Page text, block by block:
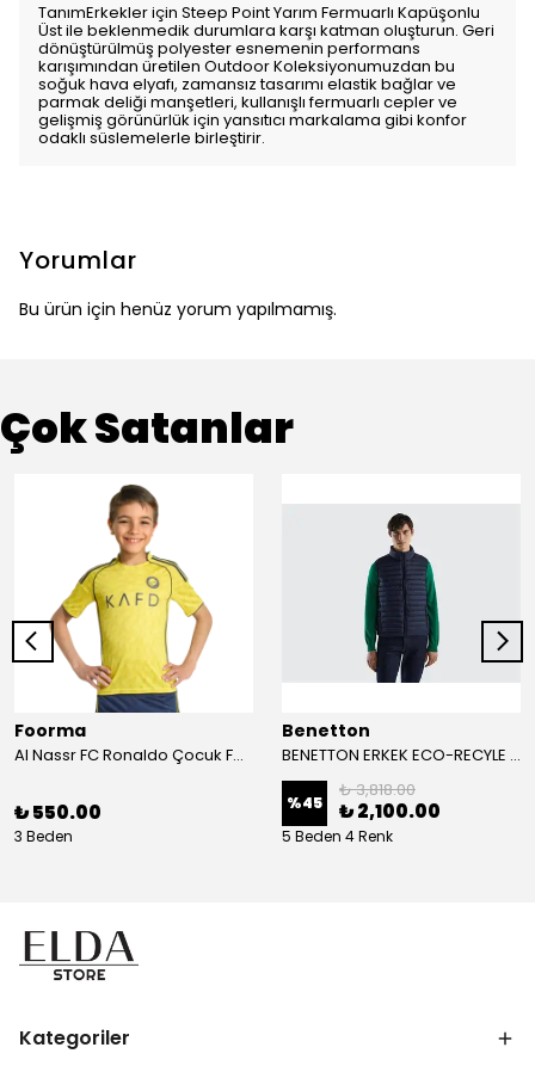
TanımErkekler için Steep Point Yarım Fermuarlı Kapüşonlu
Üst ile beklenmedik durumlara karşı katman oluşturun. Geri
dönüştürülmüş polyester esnemenin performans
karışımından üretilen Outdoor Koleksiyonumuzdan bu
soğuk hava elyafı, zamansız tasarımı elastik bağlar ve
parmak deliği manşetleri, kullanışlı fermuarlı cepler ve
gelişmiş görünürlük için yansıtıcı markalama gibi konfor
odaklı süslemelerle birleştirir.
Yorumlar
Bu ürün için henüz yorum yapılmamış.
Çok Satanlar
Foorma
Al Nassr FC Ronaldo Çocuk Forma 2'li Takım(Şort/T-Shirt)
₺ 550.00
3 Beden
Benetton
BENETTON ERKEK ECO-RECYLE DOLGULU PUFA YELEK
%45
₺ 3,818.00
₺ 2,100.00
5 Beden 4 Renk
Kategoriler